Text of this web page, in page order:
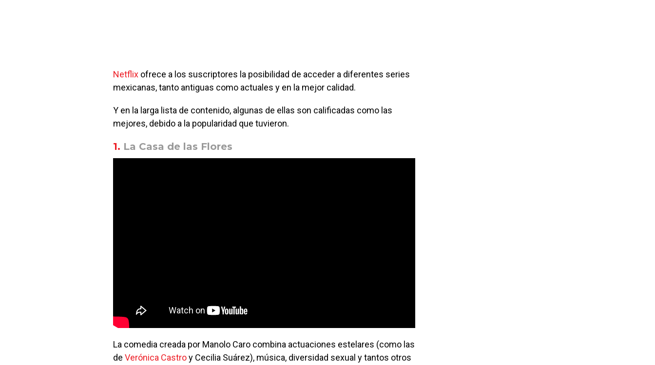
Netflix ofrece a los suscriptores la posibilidad de acceder a diferentes series
mexicanas, tanto antiguas como actuales y en la mejor calidad.
Y en la larga lista de contenido, algunas de ellas son calificadas como las
mejores, debido a la popularidad que tuvieron.
1. La Casa de las Flores
La comedia creada por Manolo Caro combina actuaciones estelares (como las
de Verónica Castroy Cecilia Suárez), música, diversidad sexual y tantos otros